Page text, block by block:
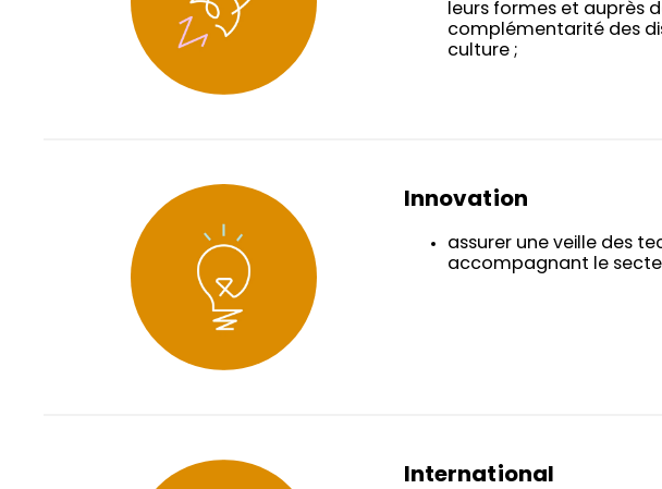
leurs formes et auprès
complémentarité des
culture ;
Innovation
assurer une veille des
accompagnant le
International